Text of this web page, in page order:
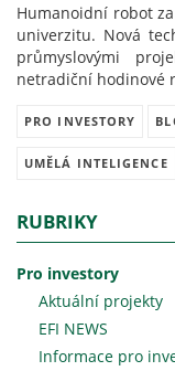
Humanoidní robot
univerzitu. Nová
průmyslovými
netradiční hodinové
PRO INVESTORY
UMĚLÁ INTELIGENCE
RUBRIKY
Pro investory
Aktuální projekty
EFI NEWS
Informace pro